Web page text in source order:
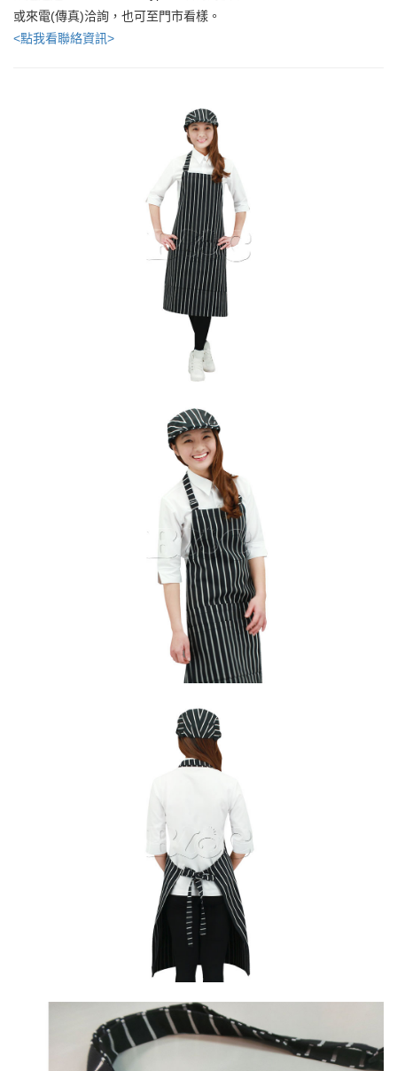
或來電(傳真)洽詢，也可至門市看樣。
<點我看聯絡資訊>